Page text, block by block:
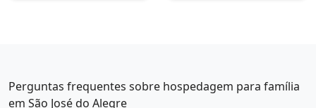
Perguntas frequentes sobre hospedagem para família
em São José do Alegre